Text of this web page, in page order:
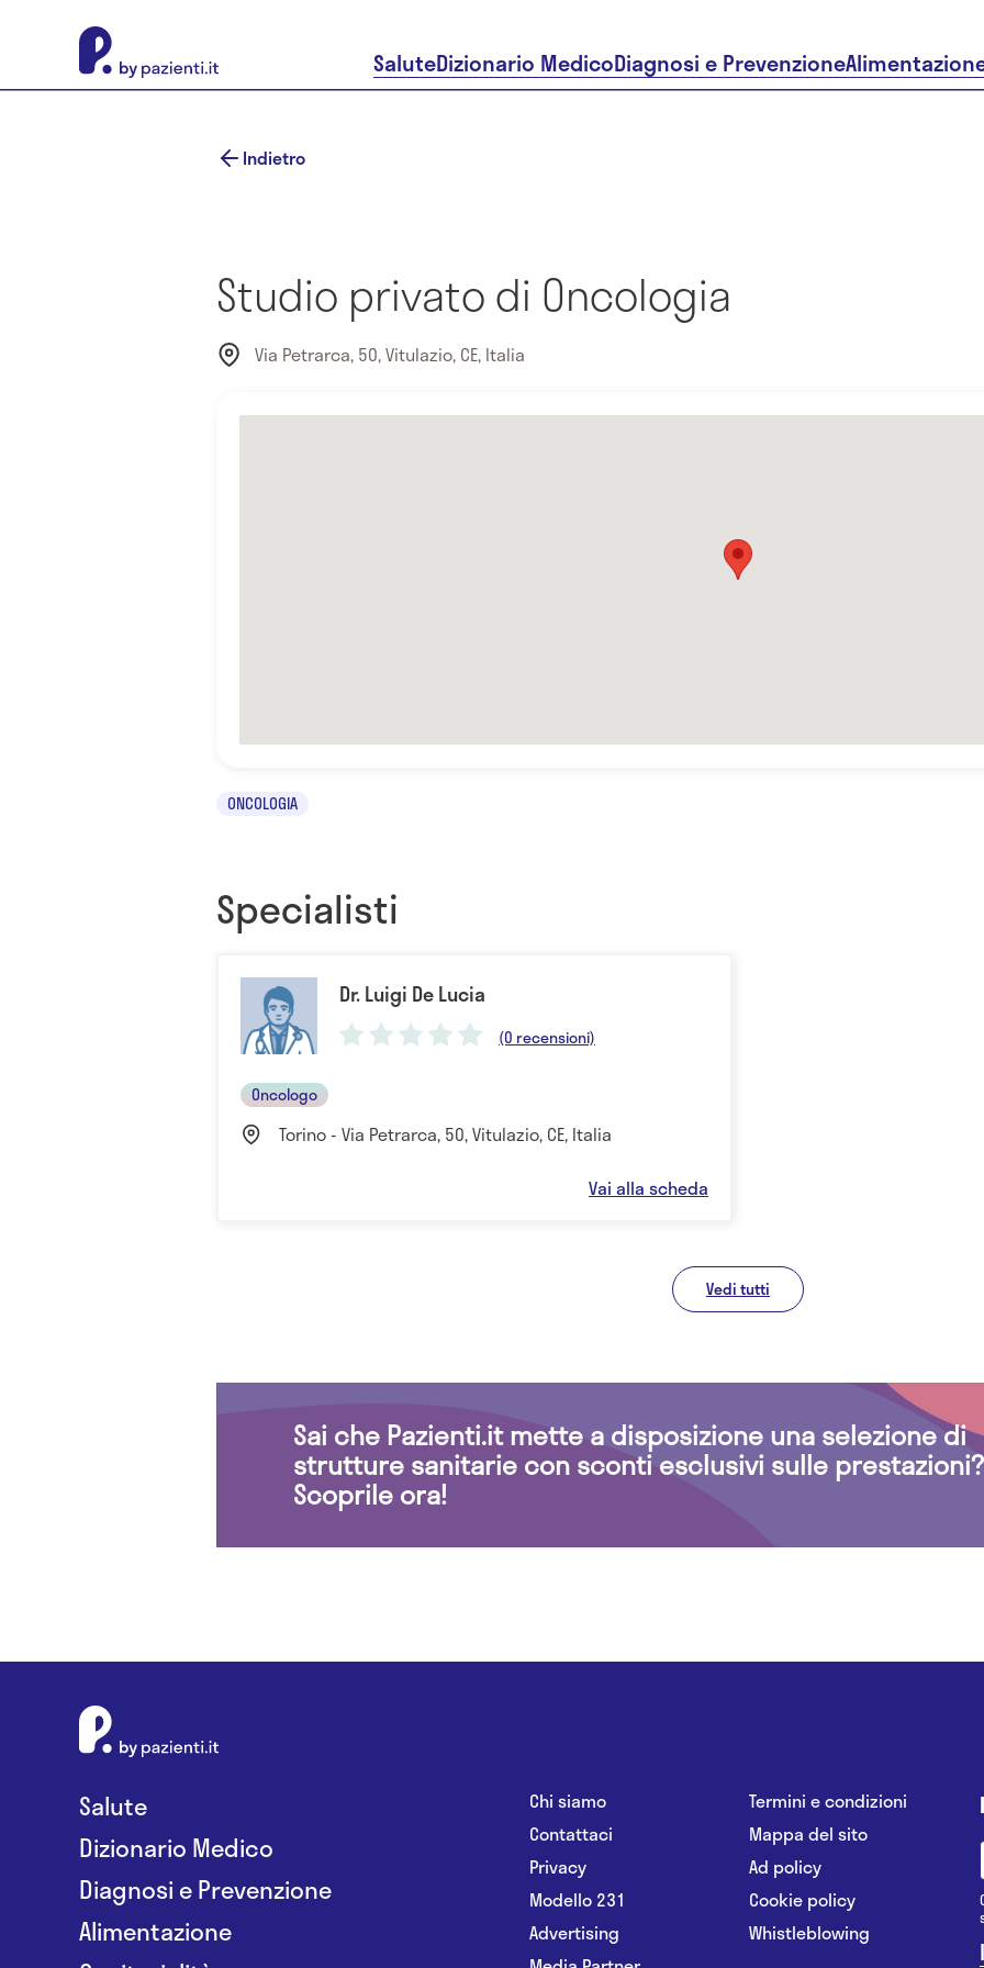
SaluteDizionario MedicoDiagnosi e Prevenzione
Indietro
Studio privato di Oncologia
Via Petrarca, 50, Vitulazio, CE, Italia
ONCOLOGIA
Specialisti
Dr. Luigi De Lucia
(0 recensioni)
Oncologo
Torino - Via Petrarca, 50, Vitulazio, CE, Italia
Vai alla scheda
Vedi tutti
Sai che Pazienti.it mette a disposizione una selezione di
strutture sanitarie con sconti esclusivi sulle prestazioni?
Scoprile ora!
Salute
Dizionario Medico
Diagnosi e Prevenzione
Alimentazione
Chi siamo
Contattaci
Privacy
Modello 231
Advertising
Termini e condizioni
Mappa del sito
Ad policy
Cookie policy
Whistleblowing